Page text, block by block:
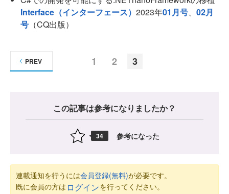
Interface（インターフェース） 2023年01月号、 02月
号 （CQ出版）
1 2 3
PREV
この記事は参考になりましたか？
34 参考になった
連載通知を行うには会員登録(無料)が必要です。
既に会員の方は ログインを行ってください。